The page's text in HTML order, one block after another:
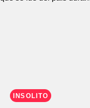
INSÓLITO